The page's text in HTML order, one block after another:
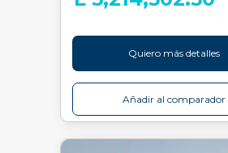
Quiero más detalles
Añadir al comparador